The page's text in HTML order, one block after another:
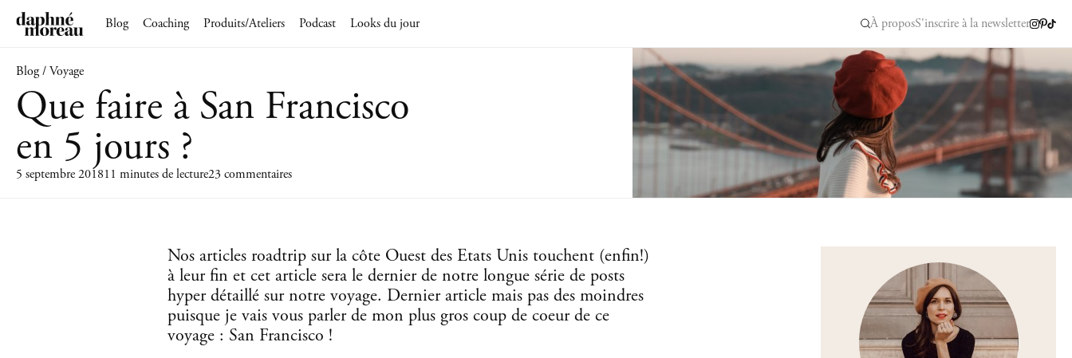
Blog Coaching Produits/Ateliers Podcast Looks du jour À proposS'inscrire à la newsletter
Blog / Voyage
Que faire à San Francisco
en 5 jours ?
5 septembre 201811 minutes de lecture23 commentaires
Nos articles roadtrip sur la côte Ouest des Etats Unis touchent (enfin!)
à leur fin et cet article sera le dernier de notre longue série de posts
hyper détaillé sur notre voyage. Dernier article mais pas des moindres
puisque je vais vous parler de mon plus gros coup de coeur de ce
voyage : San Francisco !